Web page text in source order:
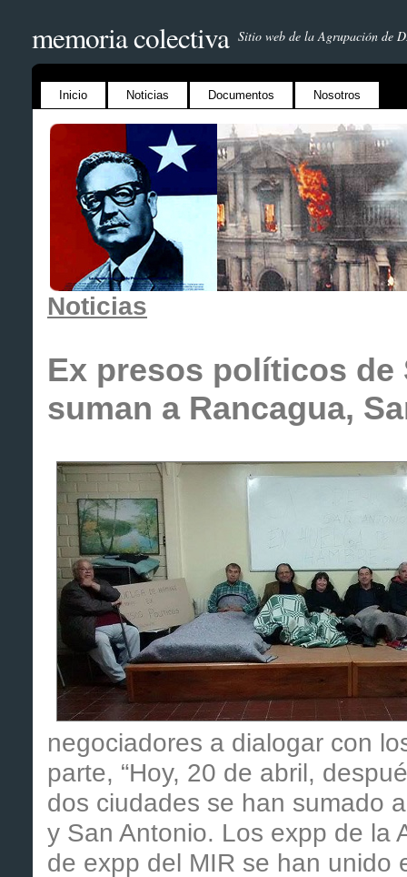
memoria colectiva Sitio web de la Agrupación de
Inicio Noticias Documentos Nosotros
Noticias
Ex presos políticos de
suman a Rancagua,
negociadores a dialogar con
parte, “Hoy, 20 de abril,
dos ciudades se han sumado
y San Antonio. Los expp de la
de expp del MIR se han unido